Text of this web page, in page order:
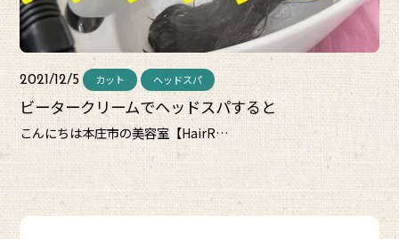
2021/12/5 カット ヘッドスパ
ビータークリームでヘッドスパすると
こんにちは本庄市の美容室【HairR…